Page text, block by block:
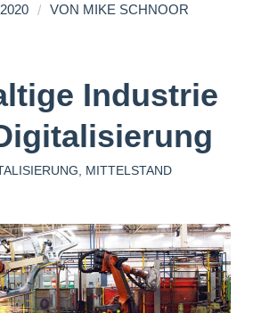
/ VON MIKE SCHNOOR
Industrie
MITTELSTAND